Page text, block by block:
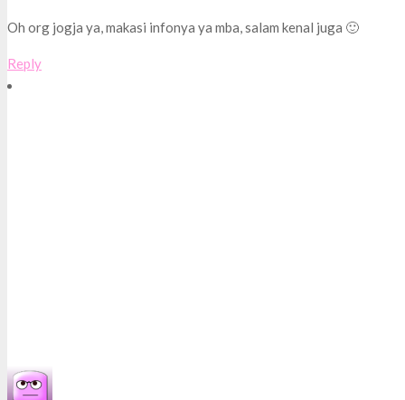
Oh org jogja ya, makasi infonya ya mba, salam kenal juga 🙂
Reply